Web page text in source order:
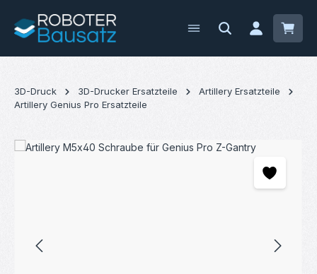
Zum Hauptinhalt springen
3D-Druck 3D-Drucker Ersatzteile
Artillery Ersatzteile
Artillery Genius Pro Ersatzteile
Bildergalerie überspringen